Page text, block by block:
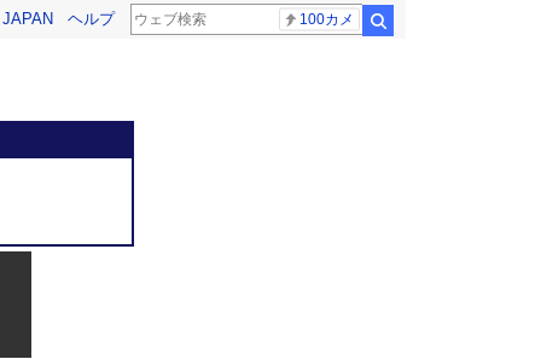
ヘルプ 100カメ